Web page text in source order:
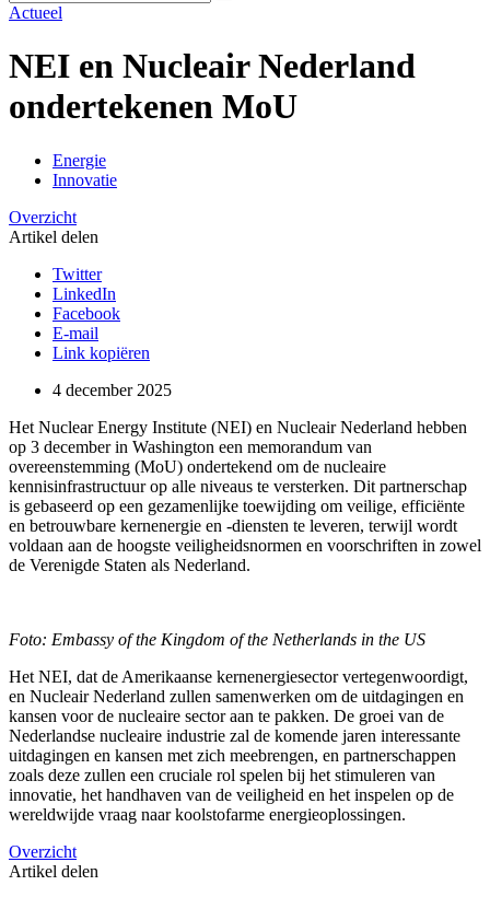
Actueel
NEI en Nucleair Nederland
ondertekenen MoU
Energie
Innovatie
Overzicht
Artikel delen
Twitter
LinkedIn
Facebook
E-mail
Link kopiëren
4 december 2025
Het Nuclear Energy Institute (NEI) en Nucleair Nederland hebben
op 3 december in Washington een memorandum van
overeenstemming (MoU) ondertekend om de nucleaire
kennisinfrastructuur op alle niveaus te versterken. Dit partnerschap
is gebaseerd op een gezamenlijke toewijding om veilige, efficiënte
en betrouwbare kernenergie en -diensten te leveren, terwijl wordt
voldaan aan de hoogste veiligheidsnormen en voorschriften in zowel
de Verenigde Staten als Nederland.
Foto: Embassy of the Kingdom of the Netherlands in the US
Het NEI, dat de Amerikaanse kernenergiesector vertegenwoordigt,
en Nucleair Nederland zullen samenwerken om de uitdagingen en
kansen voor de nucleaire sector aan te pakken. De groei van de
Nederlandse nucleaire industrie zal de komende jaren interessante
uitdagingen en kansen met zich meebrengen, en partnerschappen
zoals deze zullen een cruciale rol spelen bij het stimuleren van
innovatie, het handhaven van de veiligheid en het inspelen op de
wereldwijde vraag naar koolstofarme energieoplossingen.
Overzicht
Artikel delen